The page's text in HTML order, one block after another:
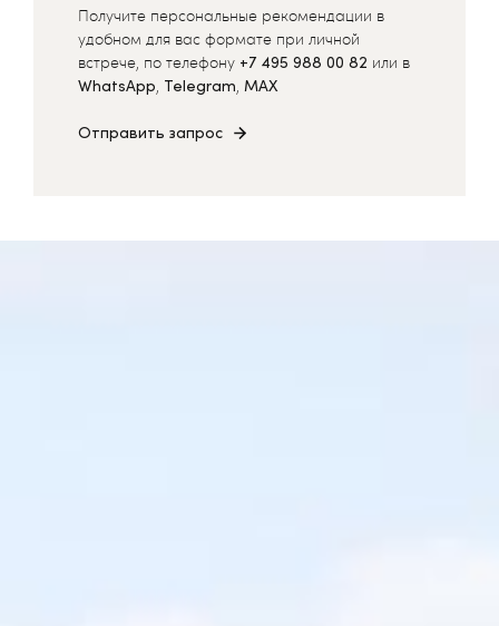
Получите персональные рекомендации в
удобном для вас формате при личной
встрече, по телефону +7 495 988 00 82 или в
WhatsApp, Telegram, MAX
Отправить запрос